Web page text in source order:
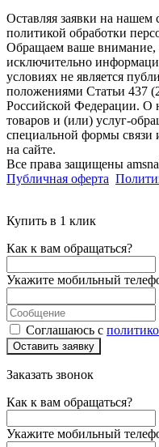
Оставляя заявки на нашем
политикой обработки
Обращаем ваше внимание,
исключительно
условиях не является
положениями Статьи 437
Российской Федерации. О
товаров и (или) услуг-
специальной формы связи
на сайте.
Все права защищены
Публичная оферта
Купить в 1 клик
Как к вам обращаться?
Укажите мобильный
Соглашаюсь с
Оставить заявку
Заказать звонок
Как к вам обращаться?
Укажите мобильный